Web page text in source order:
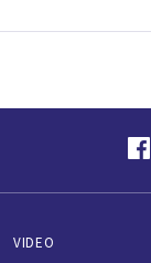
VIDEO